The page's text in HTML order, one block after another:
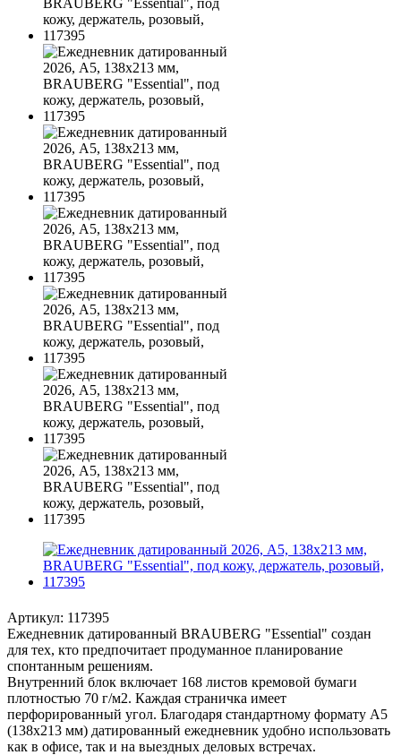
Артикул: 117395
Ежедневник датированный BRAUBERG "Essential" создан
для тех, кто предпочитает продуманное планирование
спонтанным решениям.
Внутренний блок включает 168 листов кремовой бумаги
плотностью 70 г/м2. Каждая страничка имеет
перфорированный угол. Благодаря стандартному формату А5
(138х213 мм) датированный ежедневник удобно использовать
как в офисе, так и на выездных деловых встречах.